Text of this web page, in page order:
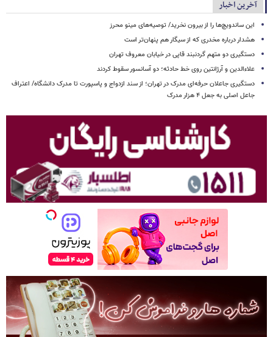
آخرین اخبار
این ساندویچ‌ها را از بیرون نخرید/ توصیه‌های مینو محرز
هشدار درباره مخدری که از سیگار هم پنهان‌تر است
دستگیری دو متهم گردنبند قاپی در خیابان معروف تهران
علاءالدین و آرژانتین روی خط حادثه؛ دو آسانسور سقوط کردند
دستگیری جاعلان حرفه‌ای مدرک در تهران؛ از سند ازدواج و پاسپورت تا مدرک دانشگاه/ اعتراف
جاعل اصلی به جعل ۴ هزار مدرک